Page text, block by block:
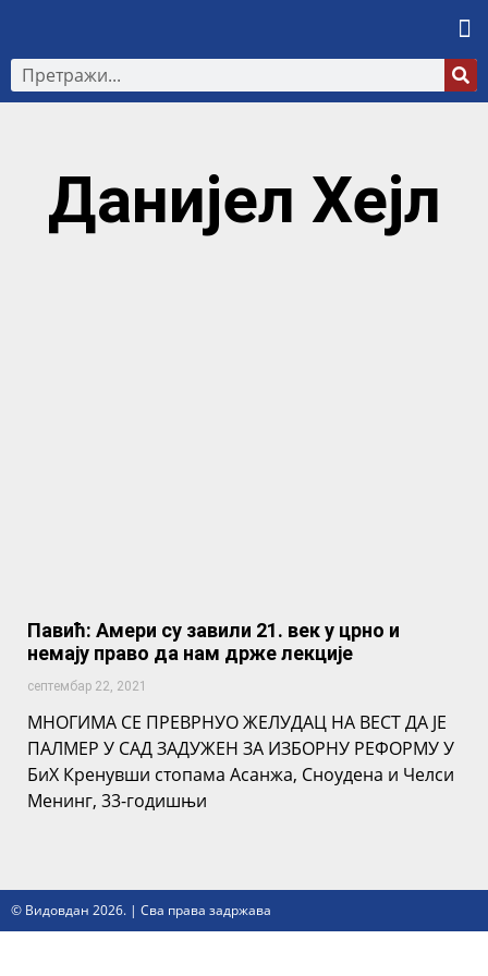
Данијел Хејл
Павић: Амери су завили 21. век у црно и
немају право да нам држе лекције
септембар 22, 2021
МНОГИМА СЕ ПРЕВРНУО ЖЕЛУДАЦ НА ВЕСТ ДА ЈЕ
ПАЛМЕР У САД ЗАДУЖЕН ЗА ИЗБОРНУ РЕФОРМУ У
БиХ Кренувши стопама Асанжа, Сноудена и Челси
Менинг, 33-годишњи
© Видовдан 2026. | Сва права задржава